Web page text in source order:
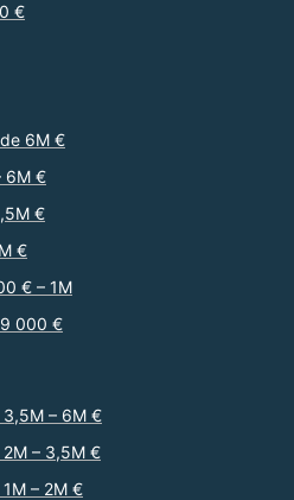
€
6M €
6M €
€
€
€ – 1M
000 €
– 6M €
– 3,5M €
– 2M €